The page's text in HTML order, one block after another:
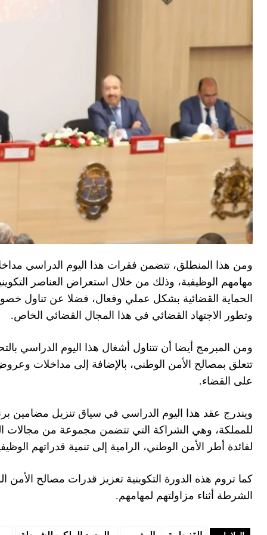
ومن هذا المنطلق، تتضمن فقرات هذا اليوم الدراسي
مهامهم الوظيفية، وذلك من خلال استعراض العناصر
الحماية القضائية بشكل عملي وفعال، فضلا عن تناول
وتطور الاجتهاد القضائي في هذا المجال القضائي الخاص.
ومن المبرمج أيضا أن تتناول أشغال هذا اليوم الدراسي
تتعلق بمصالح الأمن الوطني، بالإضافة إلى مداخلات
على القضاء.
ويندرج عقد هذا اليوم الدراسي في سياق تنزيل مضامين
للمملكة، وهي الشراكة التي تتضمن مجموعة من مجالات
لفائدة أطر الأمن الوطني، الرامية إلى تنمية قدراتهم
كما تروم هذه الدورة التكوينية تعزيز قدرات مصالح
الشرطة أثناء مزاولتهم لمهامهم.